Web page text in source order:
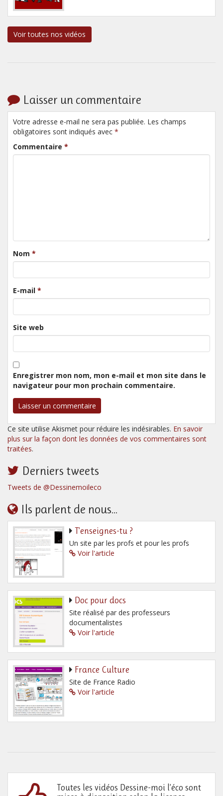
Voir toutes nos vidéos
Laisser un commentaire
Votre adresse e-mail ne sera pas publiée. Les champs
obligatoires sont indiqués avec *
Commentaire *
Nom *
E-mail *
Site web
Enregistrer mon nom, mon e-mail et mon site dans le
navigateur pour mon prochain commentaire.
Ce site utilise Akismet pour réduire les indésirables. En savoir
plus sur la façon dont les données de vos commentaires sont
traitées.
Derniers tweets
Tweets de @Dessinemoileco
Ils parlent de nous...
T’enseignes-tu ?
Un site par les profs et pour les profs
Voir l'article
Doc pour docs
Site réalisé par des professeurs
documentalistes
Voir l'article
France Culture
Site de France Radio
Voir l'article
Toutes les vidéos Dessine-moi l’éco sont